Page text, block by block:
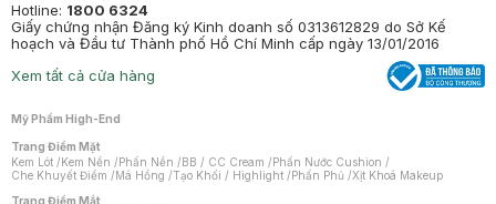
Hotline: 1800 6324
Giấy chứng nhận Đăng ký Kinh doanh số 0313612829 do Sở Kế
hoạch và Đầu tư Thành phố Hồ Chí Minh cấp ngày 13/01/2016
Xem tất cả cửa hàng
Mỹ Phẩm High-End
Trang Điểm Mặt
Kem Lót /Kem Nền /Phấn Nền /BB / CC Cream /Phấn Nước Cushion /
Che Khuyết Điểm /Má Hồng /Tạo Khối / Highlight /Phấn Phủ /Xịt Khoá Makeup
Trang Điểm Mắt